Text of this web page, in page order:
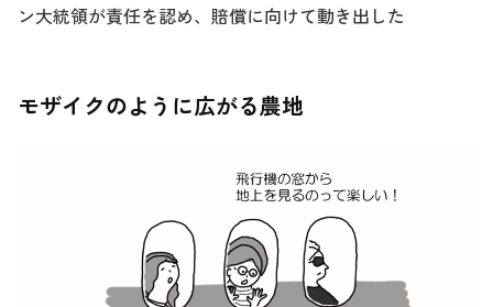
ン大統領が責任を認め、賠償に向けて動き出した
モザイクのように広がる農地